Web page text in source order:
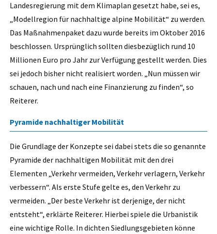
Landesregierung mit dem Klimaplan gesetzt habe, sei es,
„Modellregion für nachhaltige alpine Mobilität“ zu werden.
Das Maßnahmenpaket dazu wurde bereits im Oktober 2016
beschlossen. Ursprünglich sollten diesbezüglich rund 10
Millionen Euro pro Jahr zur Verfügung gestellt werden. Dies
sei jedoch bisher nicht realisiert worden. „Nun müssen wir
schauen, nach und nach eine Finanzierung zu finden“, so
Reiterer.
Pyramide nachhaltiger Mobilität
Die Grundlage der Konzepte sei dabei stets die so genannte
Pyramide der nachhaltigen Mobilität mit den drei
Elementen „Verkehr vermeiden, Verkehr verlagern, Verkehr
verbessern“. Als erste Stufe gelte es, den Verkehr zu
vermeiden. „Der beste Verkehr ist derjenige, der nicht
entsteht“, erklärte Reiterer. Hierbei spiele die Urbanistik
eine wichtige Rolle. In dichten Siedlungsgebieten könne